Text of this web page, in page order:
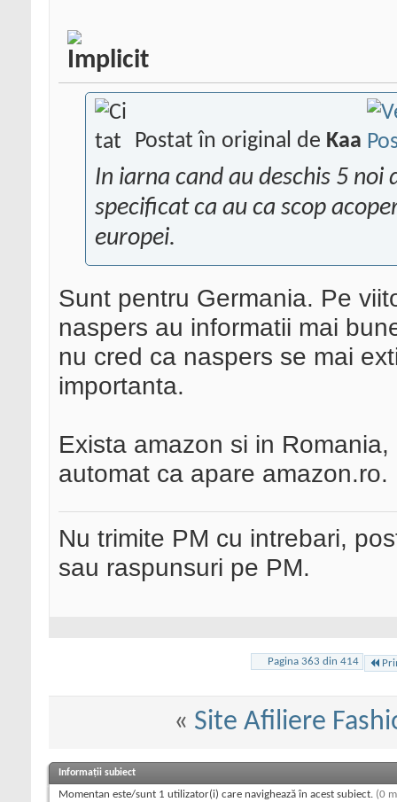
Postat în original de Kaa
In iarna cand au deschis 5 noi
specificat ca au ca scop
europei.
Sunt pentru Germania. Pe
naspers au informatii mai
nu cred ca naspers se mai
importanta.
Exista amazon si in
automat ca apare amazon.ro.
Nu trimite PM cu intrebari,
sau raspunsuri pe PM.
Pagina 363 din 414
« Site Afiliere
Informații subiect
Momentan este/sunt 1 utilizator(i) care navighează în acest subiect. (0